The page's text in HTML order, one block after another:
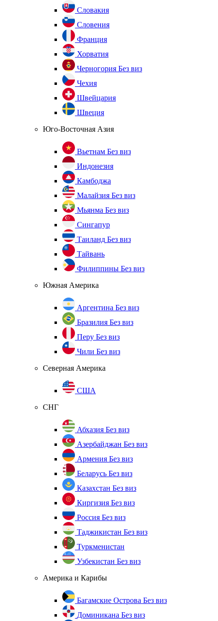
Словакия
Словения
Франция
Хорватия
Черногория Без виз
Чехия
Швейцария
Швеция
Юго-Восточная Азия
Вьетнам Без виз
Индонезия
Камбоджа
Малайзия Без виз
Мьянма Без виз
Сингапур
Таиланд Без виз
Тайвань
Филиппины Без виз
Южная Америка
Аргентина Без виз
Бразилия Без виз
Перу Без виз
Чили Без виз
Северная Америка
США
СНГ
Абхазия Без виз
Азербайджан Без виз
Армения Без виз
Беларусь Без виз
Казахстан Без виз
Киргизия Без виз
Россия Без виз
Таджикистан Без виз
Туркменистан
Узбекистан Без виз
Америка и Карибы
Багамские Острова Без виз
Доминикана Без виз